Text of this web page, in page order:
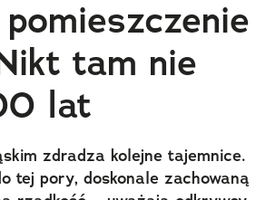
tam nie
lat
zdradza kolejne tajemnice.
tej pory, doskonale zachowaną